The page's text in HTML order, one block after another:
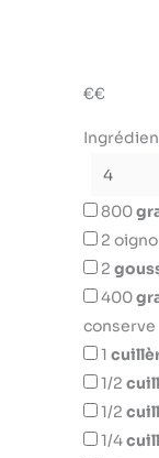
€€
800
2
2
400
conserve
1
1/2
1/2
1/4